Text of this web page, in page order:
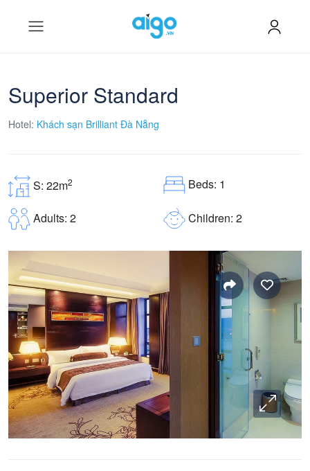
Superior Standard
Hotel: Khách sạn Brilliant Đà Nẵng
S: 22m2 Beds: 1
Adults: 2 Children: 2